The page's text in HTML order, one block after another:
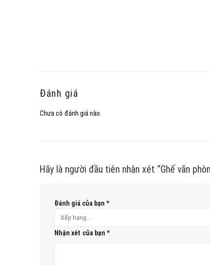
Đánh giá
Chưa có đánh giá nào.
Hãy là người đầu tiên nhận xét “Ghế văn
Đánh giá của bạn *
Nhận xét của bạn*